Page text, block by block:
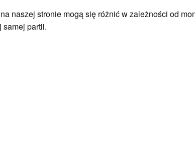
naszej stronie mogą się różnić w zależności od
samej partii.